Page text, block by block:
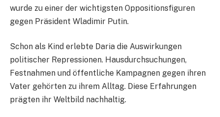
wurde zu einer der wichtigsten Oppositionsfiguren
gegen Präsident Wladimir Putin.
Schon als Kind erlebte Daria die Auswirkungen
politischer Repressionen. Hausdurchsuchungen,
Festnahmen und öffentliche Kampagnen gegen ihren
Vater gehörten zu ihrem Alltag. Diese Erfahrungen
prägten ihr Weltbild nachhaltig.